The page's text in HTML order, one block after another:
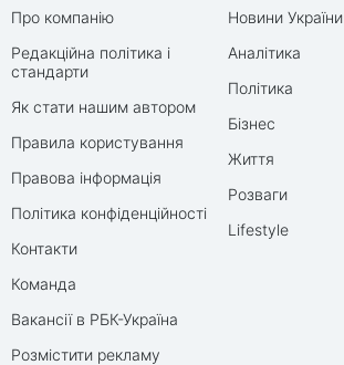
Про компанію
Редакційна політика і
стандарти
Як стати нашим автором
Правила користування
Правова інформація
Політика конфіденційності
Контакти
Команда
Вакансії в РБК-Україна
Розмістити рекламу
Новини України
Аналітика
Політика
Бізнес
Життя
Розваги
Lifestyle